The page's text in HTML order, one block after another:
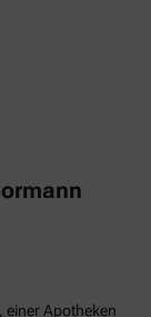
einer Apotheken